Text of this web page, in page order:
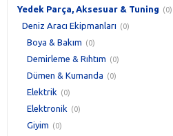
Yedek Parça, Aksesuar & Tuning (0)
Deniz Aracı Ekipmanları (0)
Boya & Bakım (0)
Demirleme & Rıhtım (0)
Dümen & Kumanda (0)
Elektrik (0)
Elektronik (0)
Giyim (0)